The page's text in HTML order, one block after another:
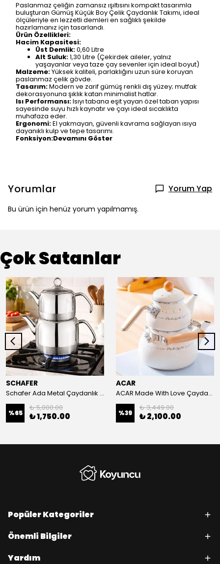
Paslanmaz çeliğin zamansız ışıltısını kompakt tasarımla
buluşturan Gümüş Küçük Boy Çelik Çaydanlık Takımı, ideal
ölçüleriyle en lezzetli demleri en sağlıklı şekilde
hazırlamanız için tasarlandı.
Ürün Özellikleri:
Hacim Kapasitesi:
Üst Demlik:0,60 Litre
Alt Suluk:1,30 Litre (Çekirdek aileler, yalnız
yaşayanlar veya taze çay sevenler için ideal boyut)
Malzeme:Yüksek kaliteli, parlaklığını uzun süre koruyan
paslanmaz çelik gövde.
Tasarım:Modern ve zarif gümüş renkli dış yüzey; mutfak
dekorasyonuna şıklık katan minimalist hatlar.
Isı Performansı:Isıyı tabana eşit yayan özel taban yapısı
sayesinde suyu hızlı kaynatır ve çayı ideal sıcaklıkta
muhafaza eder.
Ergonomi:El yakmayan, güvenli kavrama sağlayan ısıya
dayanıklı kulp ve tepe tasarımı.
Fonksiyon:Devamını Göster
Yorumlar Yorum Yap
Bu ürün için henüz yorum yapılmamış.
Çok Satanlar
SCHAFER
Schafer Ada Metal Çaydanlık Takımı Büyük Boy 4 Parça-İnox
%65
₺ 5,000.00
₺ 1,750.00
ACAR
ACAR Made With Love Çaydanlık 3 litre
%39
₺ 3,449.00
₺ 2,100.00
Popüler Kategoriler
Önemli Bilgiler
Yardım